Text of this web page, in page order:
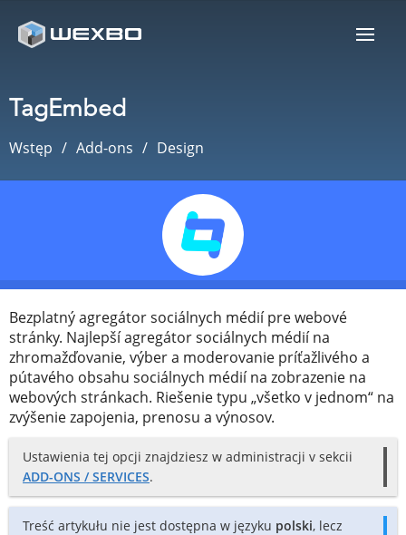
TagEmbed
Wstęp Add-ons Design
Bezplatný agregátor sociálnych médií pre webové
stránky. Najlepší agregátor sociálnych médií na
zhromažďovanie, výber a moderovanie príťažlivého a
pútavého obsahu sociálnych médií na zobrazenie na
webových stránkach. Riešenie typu „všetko v jednom“ na
zvýšenie zapojenia, prenosu a výnosov.
Ustawienia tej opcji znajdziesz w administracji v sekcii
ADD-ONS / SERVICES.
Treść artykułu nie jest dostępna w języku polski, lecz